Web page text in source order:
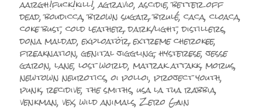
le
aargh!fuck!kill!,agravio,ascidie,better off
dead,boudicca,brown sugar,brulé,caca,cloaca,
coke bust,cold leather,dark/light,distillers,
dona maldad,exploatör,extreme cherokee,
freaknation,genital jiggling,hysterese,jesse
garon,lane,lost world,matrak attakk,morus,
newtown neurotics,oi polloi,project youth,
punk,recidive,the smiths,usa la tua rabbia,
venkman,vex,wild animals,Zero Gain